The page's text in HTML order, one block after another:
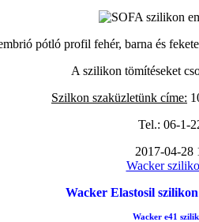
pótló profil fehér, barna és
A szilikon tömítéseket
Szilkon szaküzletünk címe:
Tel.: 06-1-
2017-04-28
Wacker
Wacker Elastosil
Wacker e41